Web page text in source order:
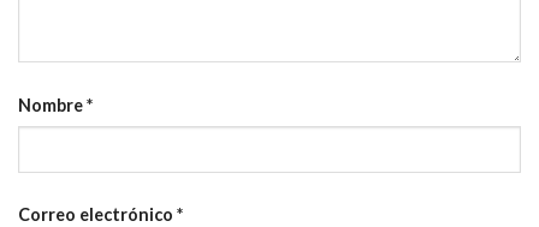
Nombre*
Correo electrónico *